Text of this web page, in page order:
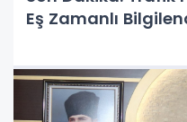
Eş Zamanlı